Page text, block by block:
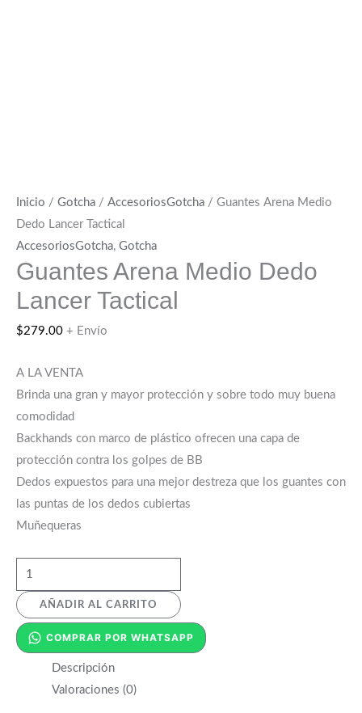
Inicio / Gotcha / AccesoriosGotcha / Guantes Arena Medio
Dedo Lancer Tactical
AccesoriosGotcha, Gotcha
Guantes Arena Medio Dedo
Lancer Tactical
$279.00 + Envío
A LA VENTA
Brinda una gran y mayor protección y sobre todo muy buena
comodidad
Backhands con marco de plástico ofrecen una capa de
protección contra los golpes de BB
Dedos expuestos para una mejor destreza que los guantes con
las puntas de los dedos cubiertas
Muñequeras
AÑADIR AL CARRITO
COMPRAR POR WHATSAPP
Descripción
Valoraciones (0)